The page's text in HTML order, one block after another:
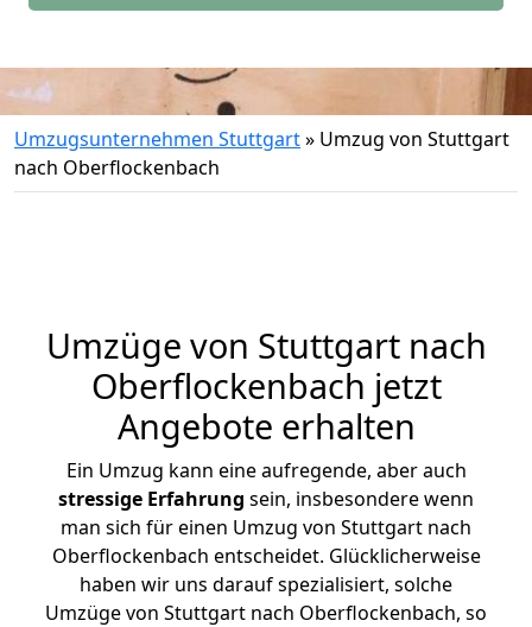
Umzugsunternehmen Stuttgart» Umzug von Stuttgart
nach Oberflockenbach
Umzüge von Stuttgart nach
Oberflockenbach jetzt
Angebote erhalten
Ein Umzug kann eine aufregende, aber auch
stressige Erfahrung sein, insbesondere wenn
man sich für einen Umzug von Stuttgart nach
Oberflockenbach entscheidet. Glücklicherweise
haben wir uns darauf spezialisiert, solche
Umzüge von Stuttgart nach Oberflockenbach, so